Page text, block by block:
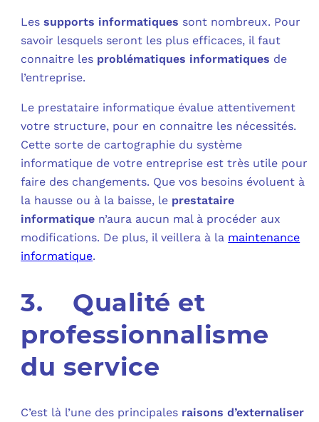
Lessupports informatiques sont nombreux. Pour
savoir lesquels seront les plus efficaces, il faut
connaitre les problématiques informatiques de
l’entreprise.
Le prestataire informatique évalue attentivement
votre structure, pour en connaitre les nécessités.
Cette sorte de cartographie du système
informatique de votre entreprise est très utile pour
faire des changements. Que vos besoins évoluent à
la hausse ou à la baisse, le prestataire
informatique n’aura aucun mal à procéder aux
modifications. De plus, il veillera à la maintenance
informatique.
3. Qualité et
professionnalisme
du service
C’est là l’une des principales raisons d’externaliser